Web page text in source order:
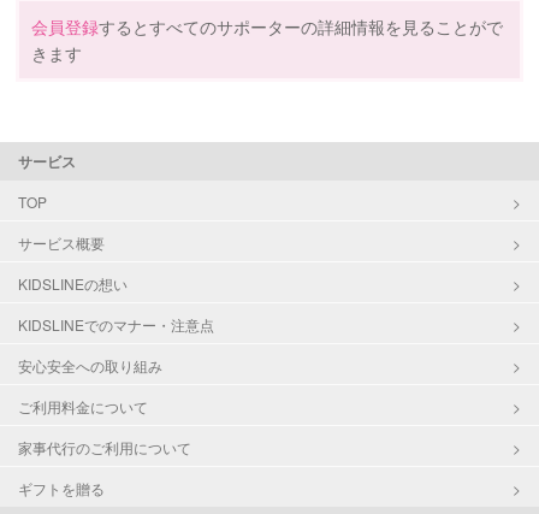
会員登録するとすべてのサポーターの詳細情報を見ることがで
きます
サービス
TOP
サービス概要
KIDSLINEの想い
KIDSLINEでのマナー・注意点
安心安全への取り組み
ご利用料金について
家事代行のご利用について
ギフトを贈る